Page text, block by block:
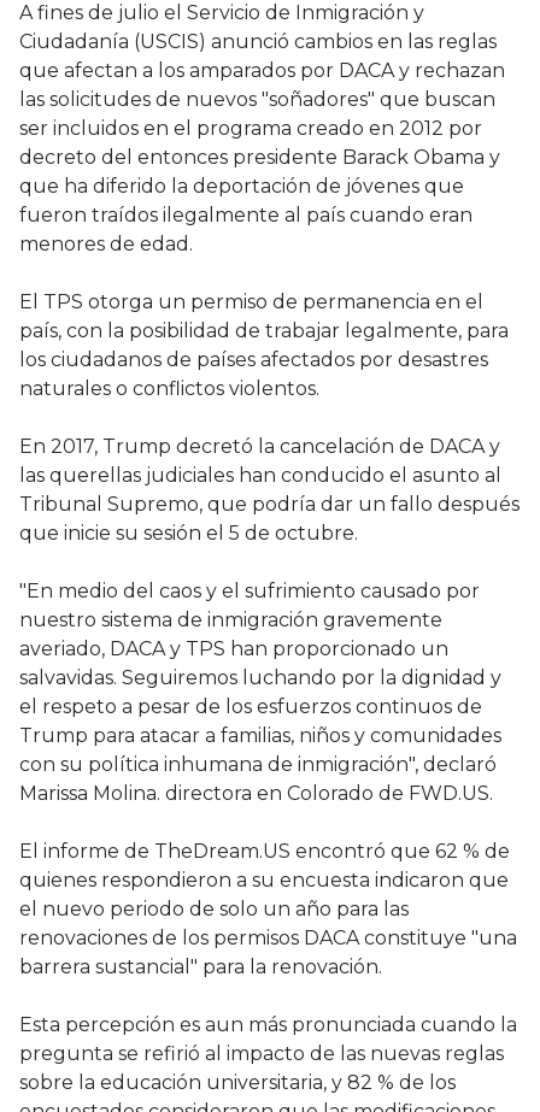
A fines de julio el Servicio de Inmigración y
Ciudadanía (USCIS) anunció cambios en las reglas
que afectan a los amparados por DACA y rechazan
las solicitudes de nuevos "soñadores" que buscan
ser incluidos en el programa creado en 2012 por
decreto del entonces presidente Barack Obama y
que ha diferido la deportación de jóvenes que
fueron traídos ilegalmente al país cuando eran
menores de edad.
El TPS otorga un permiso de permanencia en el
país, con la posibilidad de trabajar legalmente, para
los ciudadanos de países afectados por desastres
naturales o conflictos violentos.
En 2017, Trump decretó la cancelación de DACA y
las querellas judiciales han conducido el asunto al
Tribunal Supremo, que podría dar un fallo después
que inicie su sesión el 5 de octubre.
"En medio del caos y el sufrimiento causado por
nuestro sistema de inmigración gravemente
averiado, DACA y TPS han proporcionado un
salvavidas. Seguiremos luchando por la dignidad y
el respeto a pesar de los esfuerzos continuos de
Trump para atacar a familias, niños y comunidades
con su política inhumana de inmigración", declaró
Marissa Molina. directora en Colorado de FWD.US.
El informe de TheDream.US encontró que 62 % de
quienes respondieron a su encuesta indicaron que
el nuevo periodo de solo un año para las
renovaciones de los permisos DACA constituye "una
barrera sustancial" para la renovación.
Esta percepción es aun más pronunciada cuando la
pregunta se refirió al impacto de las nuevas reglas
sobre la educación universitaria, y 82 % de los